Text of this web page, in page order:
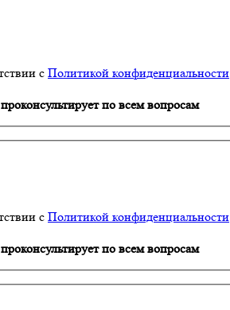
с Политикой конфиденциальности
по всем вопросам
с Политикой конфиденциальности
по всем вопросам